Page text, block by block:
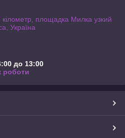
площадка Милка узкий
Україна
до 13:00
роботи